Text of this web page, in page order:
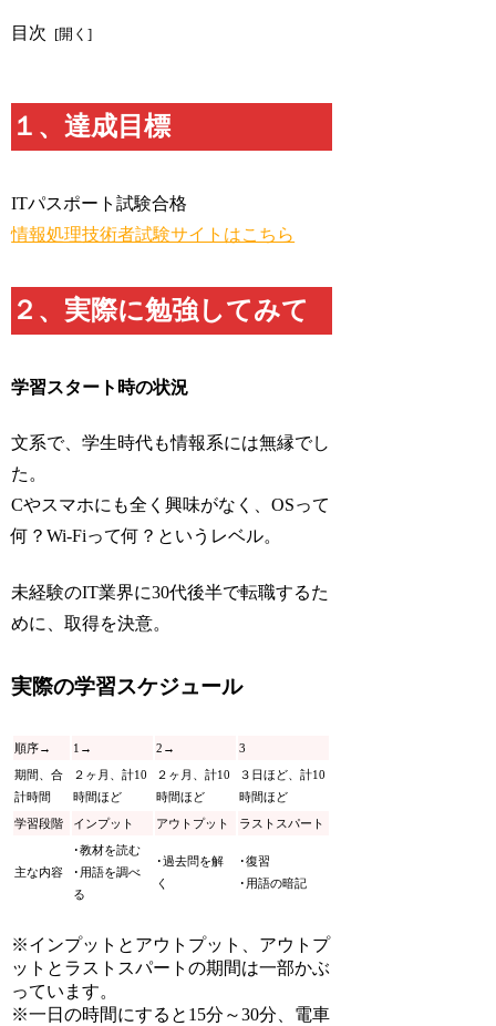
目次
１、達成目標
ITパスポート試験合格
情報処理技術者試験サイトはこちら
２、実際に勉強してみて
学習スタート時の状況
文系で、学生時代も情報系には無縁でし
た。
Cやスマホにも全く興味がなく、OSって
何？Wi-Fiって何？というレベル。
未経験のIT業界に30代後半で転職するた
めに、取得を決意。
実際の学習スケジュール
順序→ 1→ 2→
3
期間、合
計時間
２ヶ月、計10
時間ほど
２ヶ月、計10
時間ほど
３日ほど、計10
時間ほど
学習段階
インプット アウトプット ラストスパート
主な内容
･教材を読む
･用語を調べ
る
･過去問を解
く
･復習
･用語の暗記
※インプットとアウトプット、アウトプ
ットとラストスパートの期間は一部かぶ
っています。
※一日の時間にすると15分～30分、電車